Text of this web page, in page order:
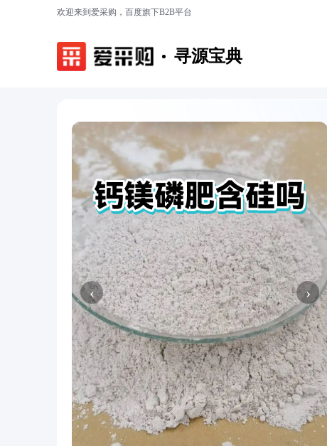
欢迎来到爱采购，百度旗下B2B平台
寻源宝典
‹ ›